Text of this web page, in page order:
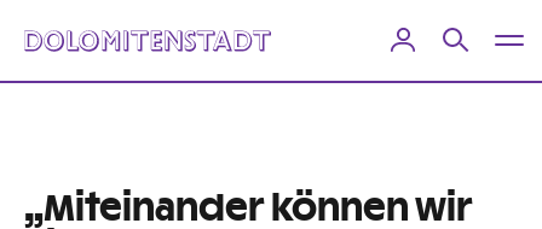
„Miteinander können wir